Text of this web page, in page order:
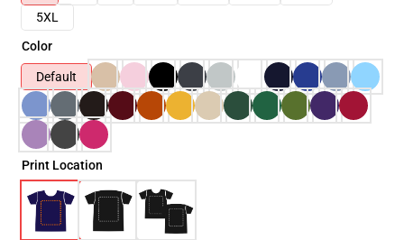
5XL
Color
Default
Print Location